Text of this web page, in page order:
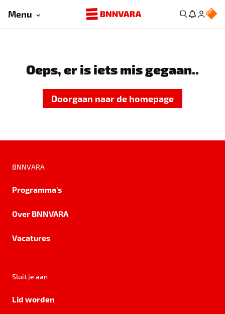
Menu
Oeps, er is iets mis gegaan..
Doorgaan naar de homepage
BNNVARA
Programma's
Over BNNVARA
Vacatures
Sluit je aan
Lid worden